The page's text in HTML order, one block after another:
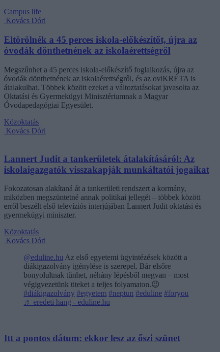
Campus life
Kovács Dóri
Eltörölnék a 45 perces iskola-előkészítőt, újra az
óvodák dönthetnének az iskolaérettségről
Megszűnhet a 45 perces iskola-előkészítő foglalkozás, újra az
óvodák dönthetnének az iskolaérettségről, és az oviKRÉTA is
átalakulhat. Többek között ezeket a változtatásokat javasolta az
Oktatási és Gyermekügyi Minisztériumnak a Magyar
Óvodapedagógiai Egyesület.
Közoktatás
Kovács Dóri
Lannert Judit a tankerületek átalakításáról: Az
iskolaigazgatók visszakapják munkáltatói jogaikat
Fokozatosan alakítaná át a tankerületi rendszert a kormány,
miközben megszüntetné annak politikai jellegét – többek között
erről beszélt első televíziós interjújában Lannert Judit oktatási és
gyermekügyi miniszter.
Közoktatás
Kovács Dóri
@eduline.hu Az első egyetemi ügyintézések között a
diákigazolvány igénylése is szerepel. Bár elsőre
bonyolultnak tűnhet, néhány lépésből megvan – most
végigvezetünk titeket a teljes folyamaton.😉
#diákigazolvány #egyetem #neptun #eduline #foryou
♬ eredeti hang - eduline.hu
Itt a pontos dátum: ekkor lesz az őszi szünet